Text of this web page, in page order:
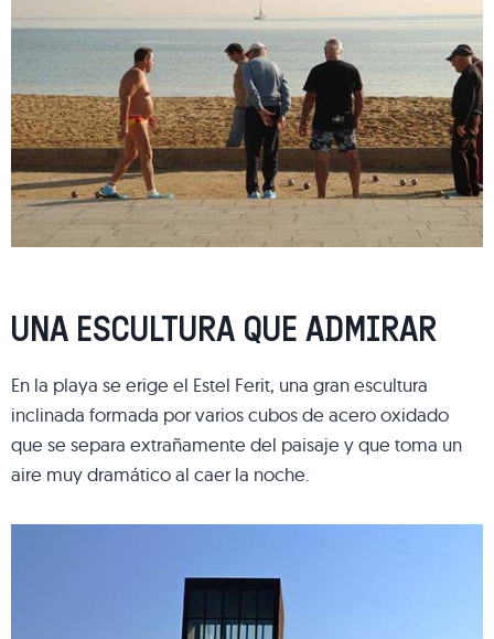
UNA ESCULTURA QUE ADMIRAR
En la playa se erige el Estel Ferit, una gran escultura
inclinada formada por varios cubos de acero oxidado
que se separa extrañamente del paisaje y que toma un
aire muy dramático al caer la noche.